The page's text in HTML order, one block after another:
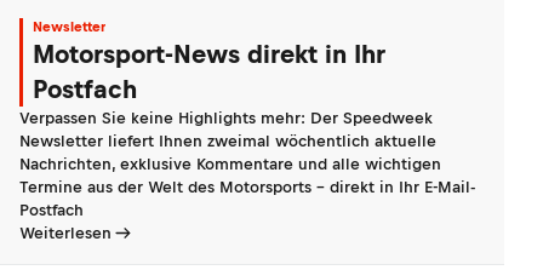
Newsletter
Motorsport-News direkt in Ihr
Postfach
Verpassen Sie keine Highlights mehr: Der Speedweek
Newsletter liefert Ihnen zweimal wöchentlich aktuelle
Nachrichten, exklusive Kommentare und alle wichtigen
Termine aus der Welt des Motorsports - direkt in Ihr E-Mail-
Postfach
Weiterlesen